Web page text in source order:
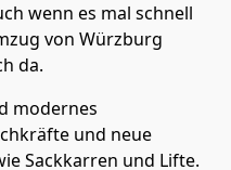
wenn es mal schnell
von Würzburg
da.
modernes
und neue
Sackkarren und Lifte.